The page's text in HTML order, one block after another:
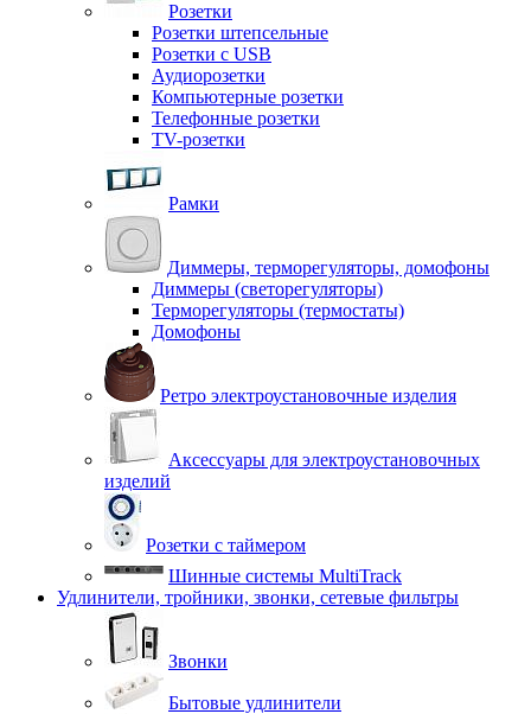
Розетки
Розетки штепсельные
Розетки с USB
Аудиорозетки
Компьютерные розетки
Телефонные розетки
TV-розетки
Рамки
Диммеры, терморегуляторы, домофоны
Диммеры (светорегуляторы)
Терморегуляторы (термостаты)
Домофоны
Ретро электроустановочные изделия
Аксессуары для электроустановочных
изделий
Розетки с таймером
Шинные системы MultiTrack
Удлинители, тройники, звонки, сетевые фильтры
Звонки
Бытовые удлинители